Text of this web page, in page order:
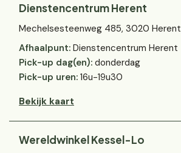
Dienstencentrum Herent
Mechelsesteenweg 485, 3020 Herent
Afhaalpunt: Dienstencentrum Herent
Pick-up dag(en): donderdag
Pick-up uren: 16u-19u30
Bekijk kaart
Wereldwinkel Kessel-Lo